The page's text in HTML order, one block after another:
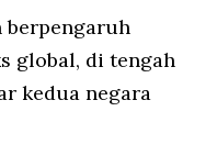
berpengaruh
global, di tengah
kedua negara